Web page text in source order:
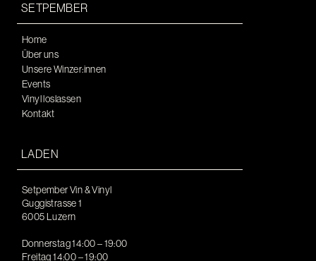
SETPEMBER
Home
Über uns
Unsere Winzer:innen
Events
Vinyl loslassen
Kontakt
LADEN
Setpember Vin & Vinyl
Guggistrasse 1
6005 Luzern
Donnerstag 14:00 – 19:00
Freitag 14:00 – 19:00